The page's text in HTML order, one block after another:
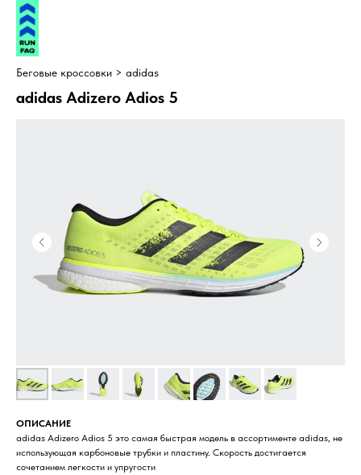
Беговые кроссовки > adidas
adidas Adizero Adios 5
ОПИСАНИЕ
adidas Adizero Adios 5 это самая быстрая модель в ассортименте adidas, не
использующая карбоновые трубки и пластину. Скорость достигается
сочетанием легкости и упругости